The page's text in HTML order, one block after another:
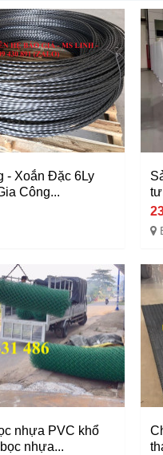
- Xoắn Đặc 6Ly
Công...
nhựa PVC khổ
nhựa...